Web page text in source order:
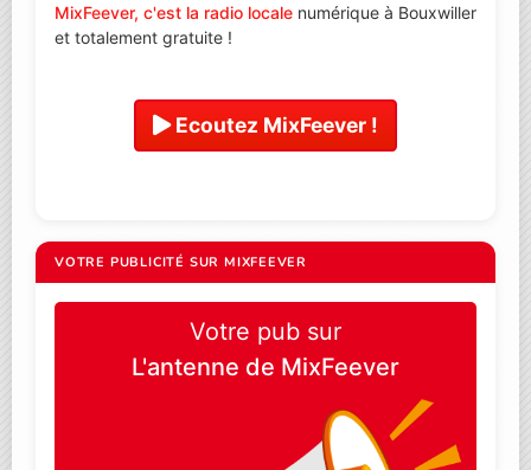
MixFeever, c'est la radio locale numérique à Bouxwiller
et totalement gratuite !
Ecoutez MixFeever !
VOTRE PUBLICITÉ SUR MIXFEEVER
Votre pub sur
L'antenne de MixFeever